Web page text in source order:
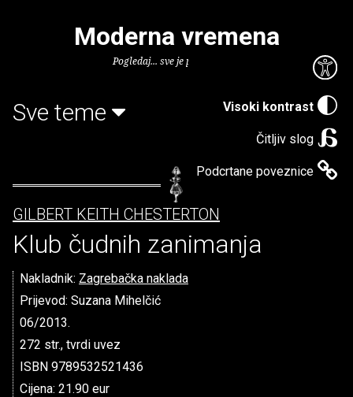
Visoki kontrast
Čitljiv slog
Podcrtane poveznice
Moderna vremena
Pogledaj... sve je puno knjiga.
Sve teme
GILBERT KEITH CHESTERTON
Klub čudnih zanimanja
Nakladnik: Zagrebačka naklada
Prijevod: Suzana Mihelčić
06/2013.
272 str., tvrdi uvez
ISBN 9789532521436
Cijena: 21.90 eur